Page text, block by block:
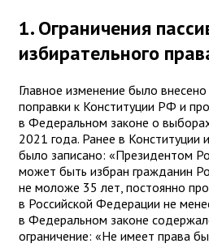
1. Ограничения
избирательного
Главное изменение было
поправки к Конституции РФ и
в Федеральном законе о
2021 года. Ранее в Конституции
было записано: «Президентом
может быть избран гражданин
не моложе 35 лет, постоянно
в Российской Федерации не
в Федеральном законе
ограничение: «Не имеет права